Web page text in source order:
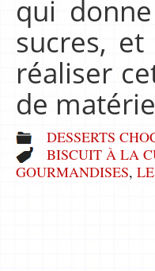
qui
sucres,
réaliser
de
DESSERTS
BISCUIT À LA
GOURMANDISES,